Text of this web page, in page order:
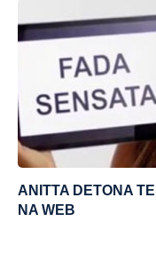
ANITTA DETONA
NA WEB